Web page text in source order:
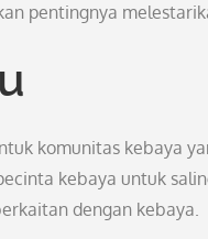
pentingnya
komunitas kebaya
kebaya untuk
dengan kebaya.